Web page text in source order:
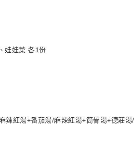
娃娃菜 各1份
辣紅湯+番茄湯/麻辣紅湯+筒骨湯+德莊湯